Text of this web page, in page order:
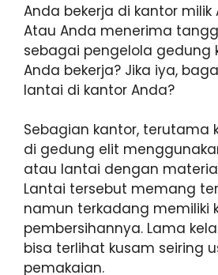
Anda bekerja di kantor milik
Atau Anda menerima
sebagai pengelola gedung
Anda bekerja? Jika iya,
lantai di kantor Anda?
Sebagian kantor, terutama
di gedung elit
atau lantai dengan
Lantai tersebut memang
namun terkadang memiliki
pembersihannya. Lama
bisa terlihat kusam seiring
pemakaian.